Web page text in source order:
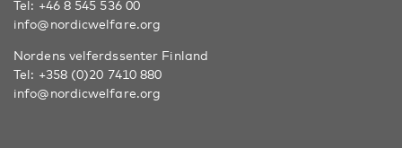
Tel: +46 8 545 536 00
info@nordicwelfare.org
Nordens velferdssenter Finland
Tel: +358 (0)20 7410 880
info@nordicwelfare.org